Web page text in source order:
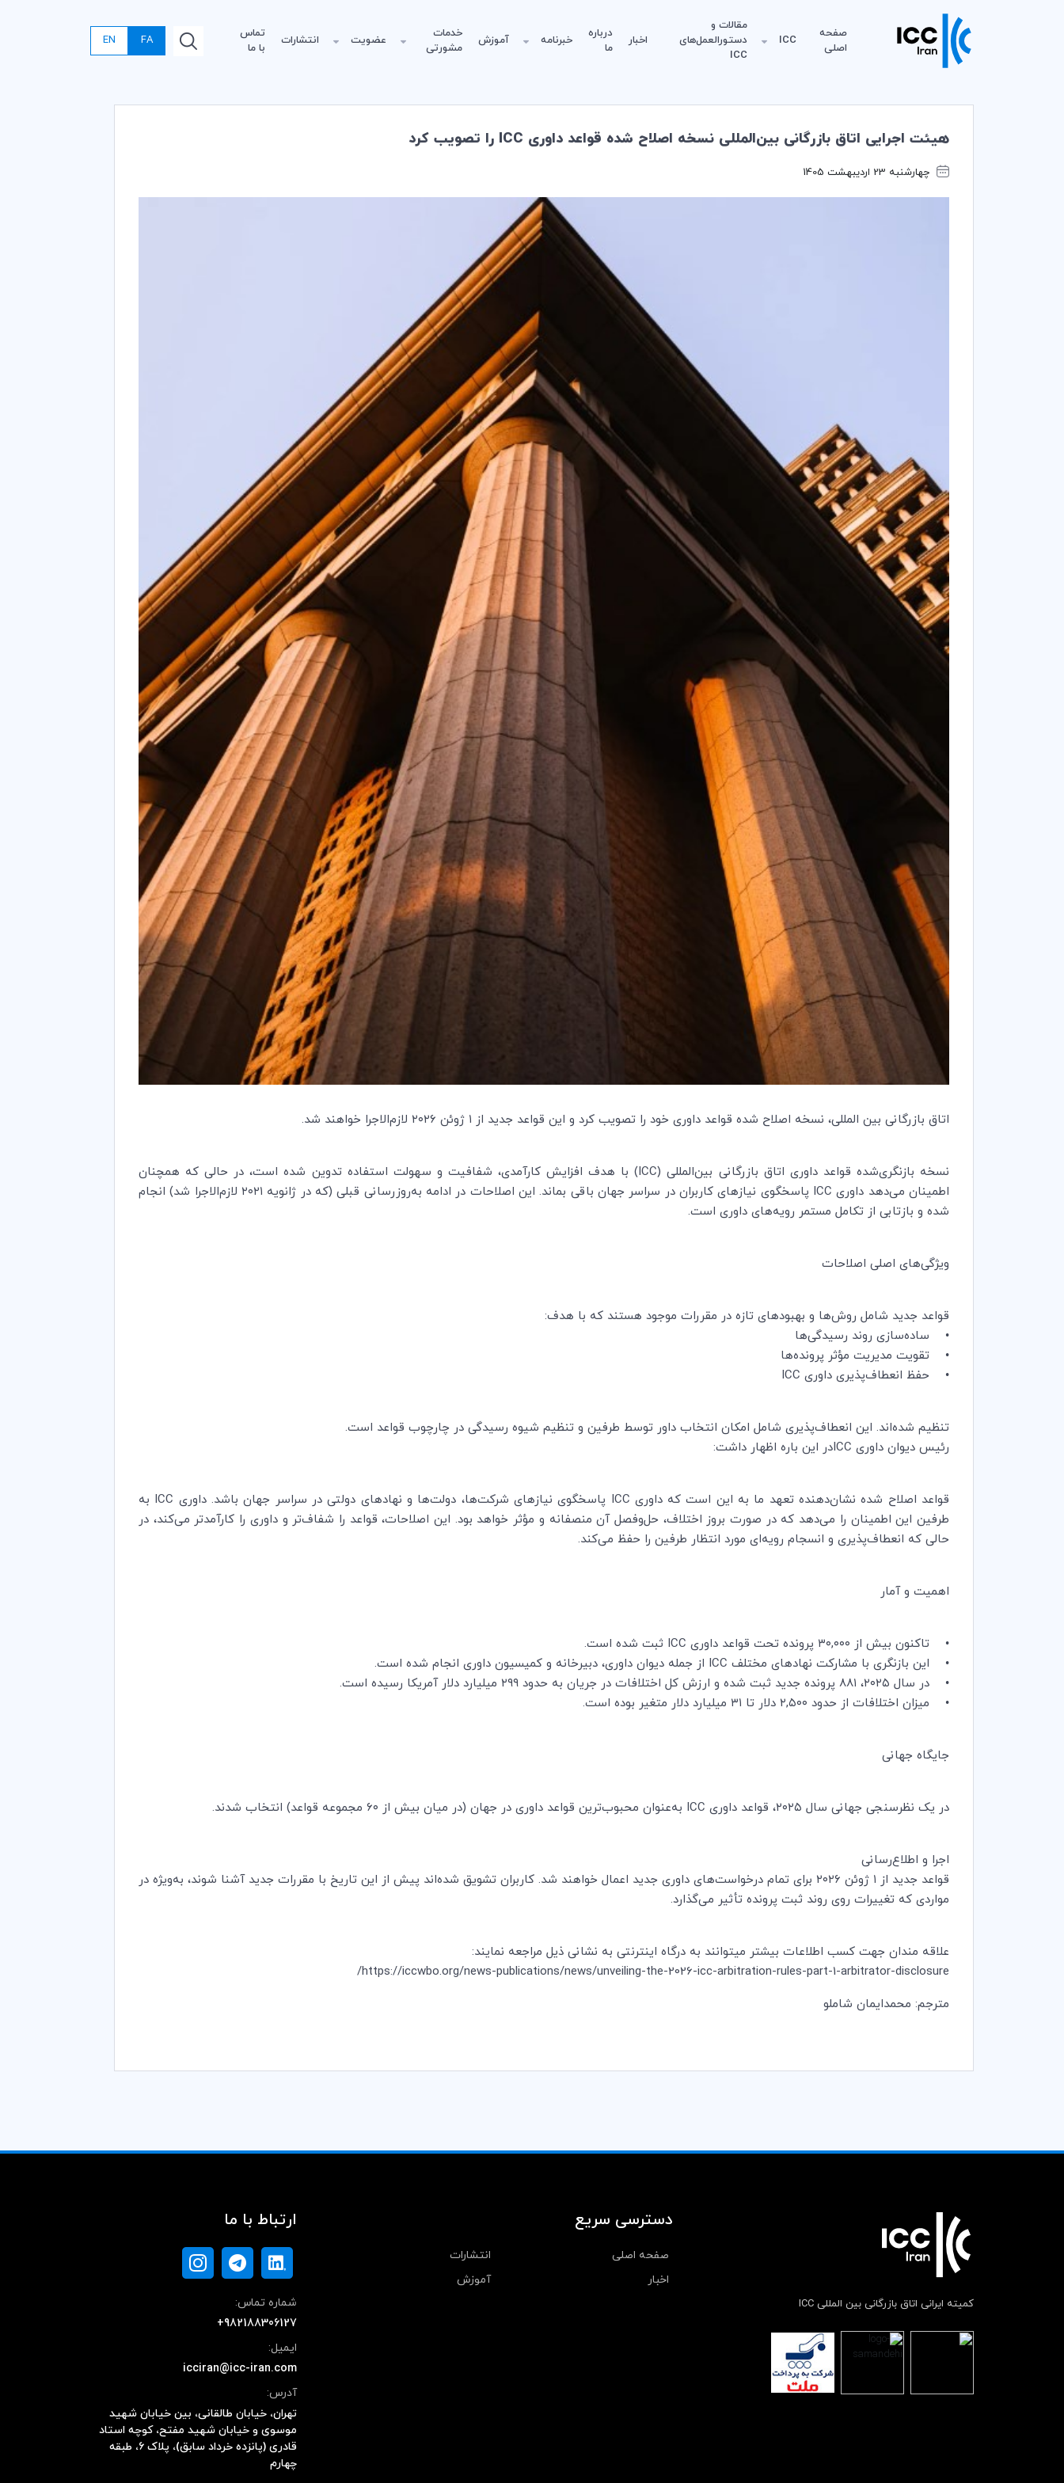
صفحه
اصلی
ICC
مقالات و
دستورالعمل‌های
ICC
اخبار
درباره
ما
خبرنامه آموزش
خدمات
مشورتی
عضویت انتشارات
تماس
با ما
FA
EN
هیئت اجرایی اتاق بازرگانی بین‌المللی نسخه اصلاح شده قواعد داوری ICC را تصویب کرد
چهارشنبه 23 اردیبهشت 1405
اتاق بازرگانی بین المللی، نسخه اصلاح شده قواعد داوری خود را تصویب کرد و این قواعد جدید از ۱ ژوئن ۲۰۲۶ لازم‌الاجرا خواهند شد.
نسخه بازنگری‌شده قواعد داوری اتاق بازرگانی بین‌المللی (ICC) با هدف افزایش کارآمدی، شفافیت و سهولت استفاده تدوین شده است، در حالی که همچنان
اطمینان می‌دهد داوری ICC پاسخگوی نیازهای کاربران در سراسر جهان باقی بماند. این اصلاحات در ادامه به‌روزرسانی قبلی (که در ژانویه ۲۰۲۱ لازم‌الاجرا شد) انجام
شده و بازتابی از تکامل مستمر رویه‌های داوری است.
ویژگی‌های اصلی اصلاحات
قواعد جدید شامل روش‌ها و بهبودهای تازه در مقررات موجود هستند که با هدف:
• ساده‌سازی روند رسیدگی‌ها
• تقویت مدیریت مؤثر پرونده‌ها
• حفظ انعطاف‌پذیری داوری ICC
تنظیم شده‌اند. این انعطاف‌پذیری شامل امکان انتخاب داور توسط طرفین و تنظیم شیوه رسیدگی در چارچوب قواعد است.
رئیس دیوان داوری ICCدر این باره اظهار داشت:
قواعد اصلاح شده نشان‌دهنده تعهد ما به این است که داوری ICC پاسخگوی نیازهای شرکت‌ها، دولت‌ها و نهادهای دولتی در سراسر جهان باشد. داوری ICC به
طرفین این اطمینان را می‌دهد که در صورت بروز اختلاف، حل‌وفصل آن منصفانه و مؤثر خواهد بود. این اصلاحات، قواعد را شفاف‌تر و داوری را کارآمدتر می‌کند، در
حالی که انعطاف‌پذیری و انسجام رویه‌ای مورد انتظار طرفین را حفظ می‌کند.
اهمیت و آمار
• تاکنون بیش از ۳۰,۰۰۰ پرونده تحت قواعد داوری ICC ثبت شده است.
• این بازنگری با مشارکت نهادهای مختلف ICC از جمله دیوان داوری، دبیرخانه و کمیسیون داوری انجام شده است.
• در سال ۲۰۲۵، ۸۸۱ پرونده جدید ثبت شده و ارزش کل اختلافات در جریان به حدود ۲۹۹ میلیارد دلار آمریکا رسیده است.
• میزان اختلافات از حدود ۲,۵۰۰ دلار تا ۳۱ میلیارد دلار متغیر بوده است.
جایگاه جهانی
در یک نظرسنجی جهانی سال ۲۰۲۵، قواعد داوری ICC به‌عنوان محبوب‌ترین قواعد داوری در جهان (در میان بیش از ۶۰ مجموعه قواعد) انتخاب شدند.
اجرا و اطلاع‌رسانی
قواعد جدید از ۱ ژوئن ۲۰۲۶ برای تمام درخواست‌های داوری جدید اعمال خواهند شد. کاربران تشویق شده‌اند پیش از این تاریخ با مقررات جدید آشنا شوند، به‌ویژه در
مواردی که تغییرات روی روند ثبت پرونده تأثیر می‌گذارد.
علاقه مندان جهت کسب اطلاعات بیشتر میتوانند به درگاه اینترنتی به نشانی ذیل مراجعه نمایند:
https://iccwbo.org/news-publications/news/unveiling-the-2026-icc-arbitration-rules-part-1-arbitrator-disclosure/
مترجم: محمدایمان شاملو
کمیته ایرانی اتاق بازرگانی بین المللی ICC
دسترسی سریع
صفحه اصلی
انتشارات
اخبار
آموزش
ارتباط با ما
شماره تماس:
+982188306127
ایمیل:
icciran@icc-iran.com
آدرس:
تهران، خیابان طالقانی، بین خیابان شهید
موسوی و خیابان شهید مفتح، کوچه استاد
قادری (پانزده خرداد سابق)، پلاک ۶، طبقه
چهارم